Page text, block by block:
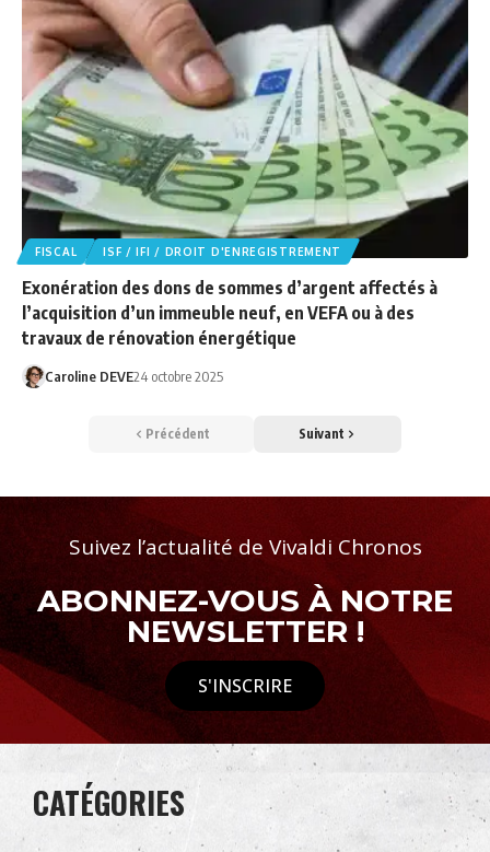
FISCAL ISF / IFI / DROIT D'ENREGISTREMENT
Exonération des dons de sommes d’argent affectés à
l’acquisition d’un immeuble neuf, en VEFA ou à des
travaux de rénovation énergétique
Caroline DEVE24 octobre 2025
Précédent Suivant
Suivez l’actualité de Vivaldi Chronos
ABONNEZ-VOUS À NOTRE
NEWSLETTER !
S'INSCRIRE
CATÉGORIES